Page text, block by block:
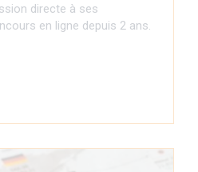
directe à ses
en ligne depuis 2 ans.